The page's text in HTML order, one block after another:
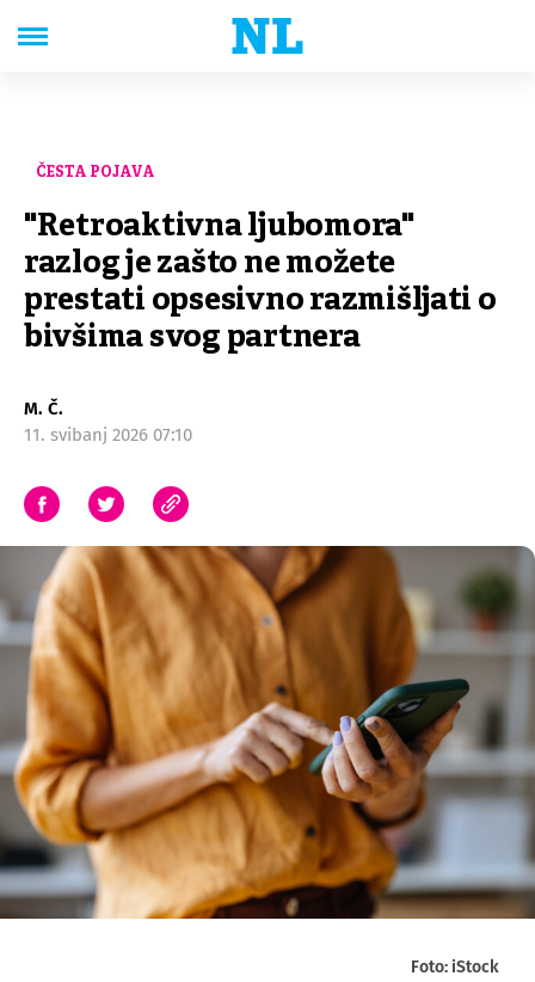
ČESTA POJAVA
"Retroaktivna ljubomora"
razlog je zašto ne možete
prestati opsesivno razmišljati o
bivšima svog partnera
M. Č.
11. svibanj 2026 07:10
Foto: iStock